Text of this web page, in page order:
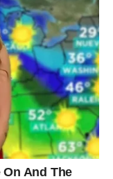
osjetite da život
koje vam
pare i sreća vam